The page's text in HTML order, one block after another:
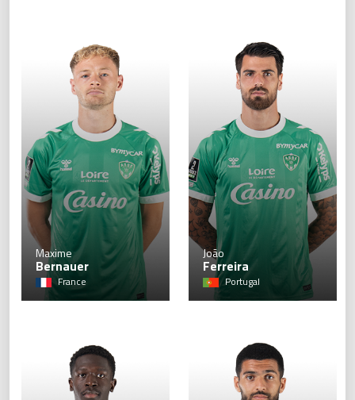
6
Maxime
Bernauer
France
João
Ferreira
Portugal